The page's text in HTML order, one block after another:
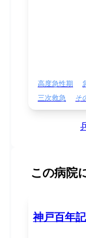
高度急性期
三次救急
そ
この病院
神戸百年